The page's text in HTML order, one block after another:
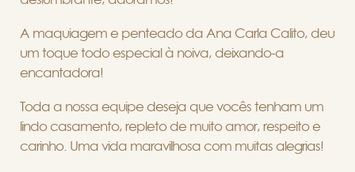
A maquiagem e penteado da Ana Carla Calito, deu
um toque todo especial à noiva, deixando-a
encantadora!
Toda a nossa equipe deseja que vocês tenham um
lindo casamento, repleto de muito amor, respeito e
carinho. Uma vida maravilhosa com muitas alegrias!